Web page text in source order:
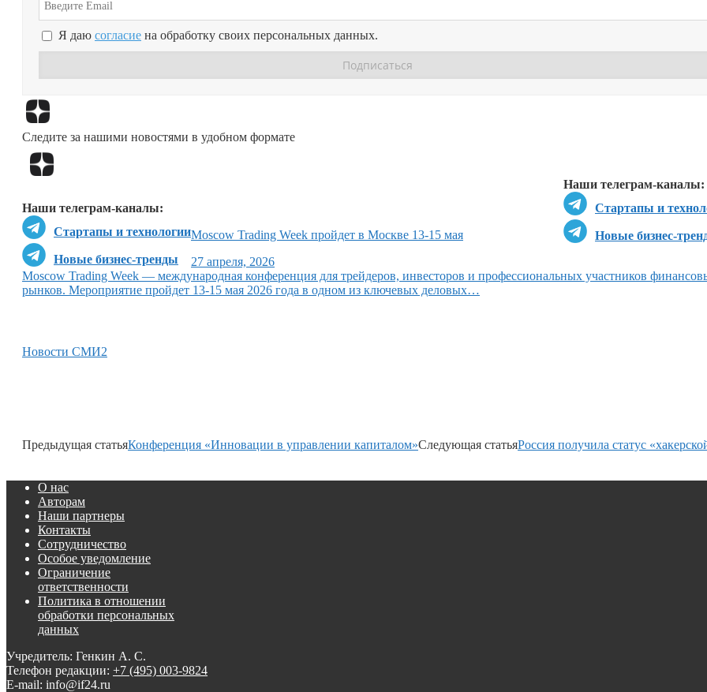
Я даю согласие на обработку своих персональных данных.
Следите за нашими новостями в удобном формате
Наши телеграм-каналы:
Стартапы и
Новые бизнес-
Наши телеграм-каналы:
Стартапы и технологии
Новые бизнес-тренды
Moscow Trading Week пройдет в Москве 13-15 мая
27 апреля, 2026
Moscow Trading Week — международная конференция для трейдеров, инвесторов и профессиональных участников
рынков. Мероприятие пройдет 13-15 мая 2026 года в одном из ключевых деловых…
Новости СМИ2
Предыдущая статьяКонференция «Инновации в управлении капиталом»Следующая статьяРоссия получила статус
О нас
Авторам
Наши партнеры
Контакты
Сотрудничество
Особое уведомление
Ограничение
ответственности
Политика в отношении
обработки персональных
данных
Учредитель: Генкин А. С.
Телефон редакции: +7 (495) 003-9824
E-mail: info@if24.ru